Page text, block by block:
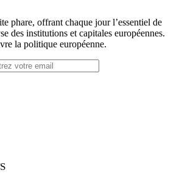
phare, offrant chaque jour l’essentiel de
des institutions et capitales européennes.
la politique européenne.